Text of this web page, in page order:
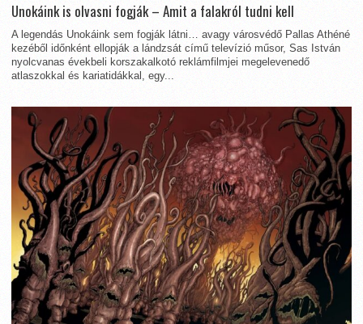
Unokáink is olvasni fogják – Amit a falakról tudni kell
A legendás Unokáink sem fogják látni… avagy városvédő Pallas Athéné
kezéből időnként ellopják a lándzsát című televízió műsor, Sas István
nyolcvanas évekbeli korszakalkotó reklámfilmjei megelevenedő
atlaszokkal és kariatidákkal, egy...